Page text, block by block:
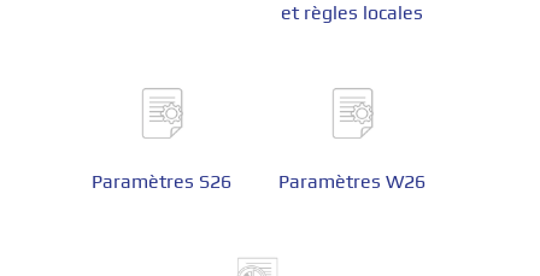
et règles locales
Paramètres S26 Paramètres W26